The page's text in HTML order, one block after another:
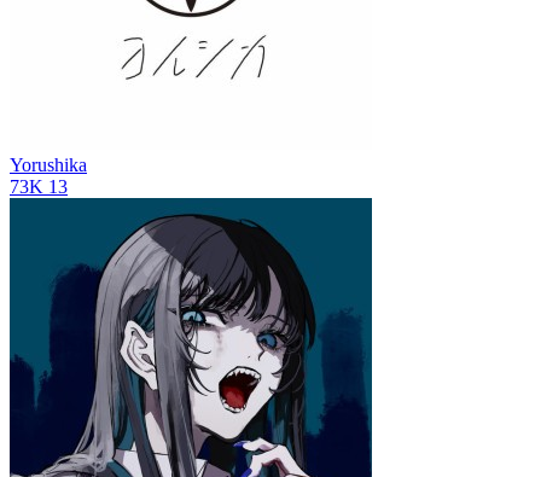
Yorushika
73K 13